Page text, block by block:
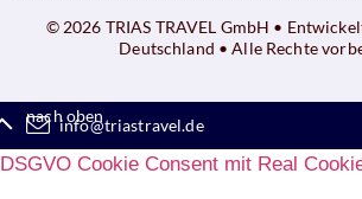
© 2026 TRIAS TRAVEL GmbH •
Deutschland • Alle Rechte
info@triastravel.de
nach oben
DSGVO Cookie Consent mit Real